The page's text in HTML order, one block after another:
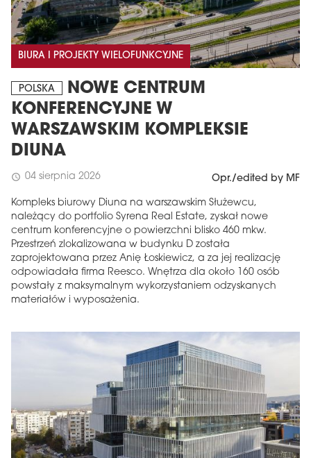
BIURA I PROJEKTY WIELOFUNKCYJNE
POLSKA
NOWE CENTRUM
KONFERENCYJNE W
WARSZAWSKIM KOMPLEKSIE
DIUNA
schedule 04 sierpnia 2026 Opr./edited by MF
Kompleks biurowy Diuna na warszawskim Służewcu,
należący do portfolio Syrena Real Estate, zyskał nowe
centrum konferencyjne o powierzchni blisko 460 mkw.
Przestrzeń zlokalizowana w budynku D została
zaprojektowana przez Anię Łoskiewicz, a za jej realizację
odpowiadała firma Reesco. Wnętrza dla około 160 osób
powstały z maksymalnym wykorzystaniem odzyskanych
materiałów i wyposażenia.